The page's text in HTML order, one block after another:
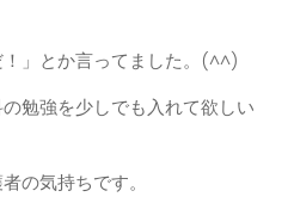
！」とか言ってました。(^^)
勉強を少しでも入れて欲しい
の気持ちです。